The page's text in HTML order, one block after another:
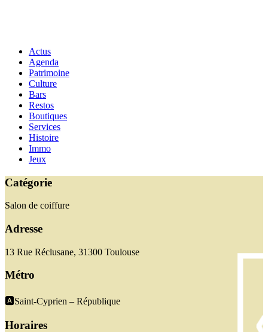
Actus
Agenda
Patrimoine
Culture
Bars
Restos
Boutiques
Services
Histoire
Immo
Jeux
Catégorie
Salon de coiffure
Adresse
13 Rue Réclusane, 31300 Toulouse
Métro
🅰️Saint-Cyprien – République
Horaires